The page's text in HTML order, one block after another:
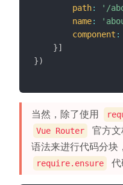
path: '/
name:
component :
}]
})
当然，除了使用
Vue Router 官方
语法来进行代码分块
require.ensure